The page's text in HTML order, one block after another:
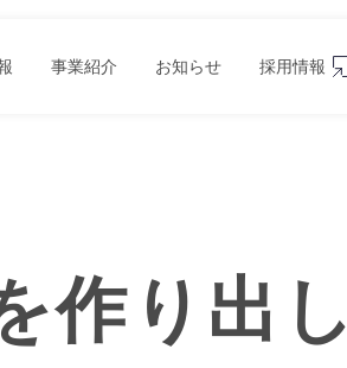
事業紹介 お知らせ 採用情報
作り出し